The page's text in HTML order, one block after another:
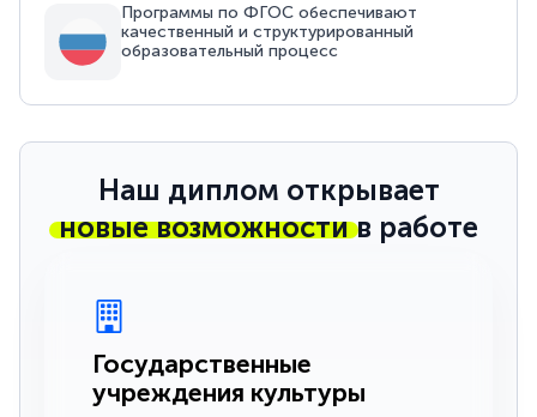
Программы по ФГОС обеспечивают
качественный и структурированный
образовательный процесс
Наш диплом открывает
новые возможностив работе
Государственные
учреждения культуры